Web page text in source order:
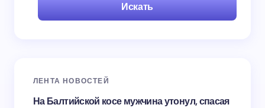
Искать
ЛЕНТА НОВОСТЕЙ
На Балтийской косе мужчина утонул, спасая